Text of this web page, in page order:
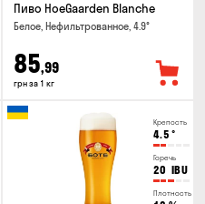
Пиво HoeGaarden Blanche
Белое, Нефильтрованное, 4.9°
85,99
грн за 1 кг
Крепость
4.5 °
Горечь
20 IBU
Плотность